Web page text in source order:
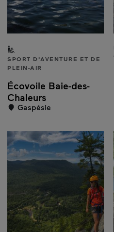
SPORT D'AVENTURE ET DE
PLEIN-AIR
Partiellement accessible
Écovoile Baie-des-
Chaleurs
Gaspésie